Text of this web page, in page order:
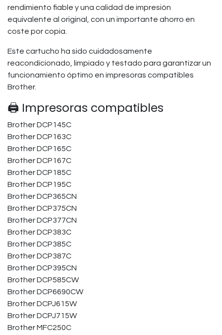
rendimiento fiable y una calidad de impresión
equivalente al original, con un importante ahorro en
coste por copia.
Este cartucho ha sido cuidadosamente
reacondicionado, limpiado y testado para garantizar un
funcionamiento óptimo en impresoras compatibles
Brother.
🖨️ Impresoras compatibles
Brother DCP145C
Brother DCP163C
Brother DCP165C
Brother DCP167C
Brother DCP185C
Brother DCP195C
Brother DCP365CN
Brother DCP375CN
Brother DCP377CN
Brother DCP383C
Brother DCP385C
Brother DCP387C
Brother DCP395CN
Brother DCP585CW
Brother DCP6690CW
Brother DCPJ615W
Brother DCPJ715W
Brother MFC250C